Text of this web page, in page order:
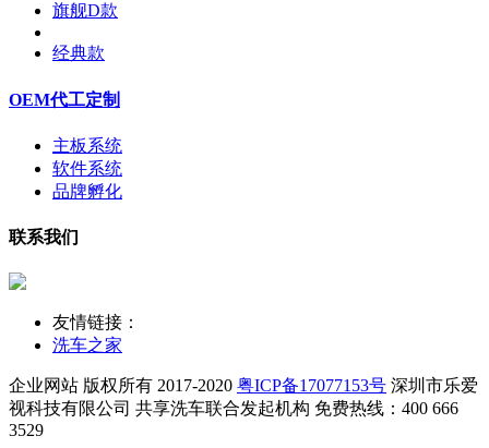
旗舰D款
经典款
OEM代工定制
主板系统
软件系统
品牌孵化
联系我们
友情链接：
洗车之家
企业网站 版权所有 2017-2020 粤ICP备17077153号 深圳市乐爱
视科技有限公司 共享洗车联合发起机构 免费热线：400 666
3529